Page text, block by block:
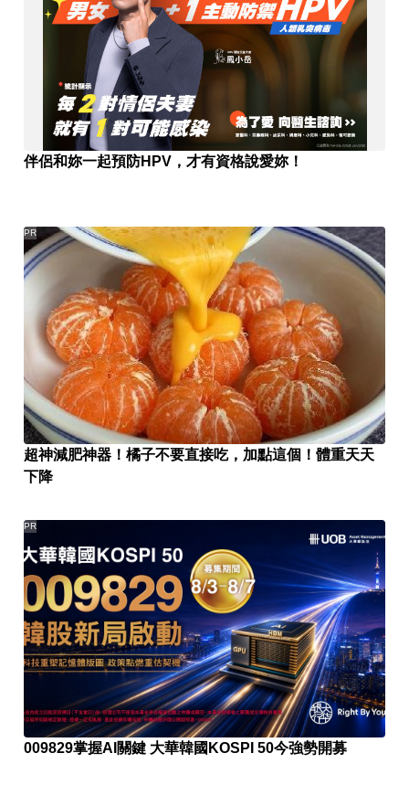
伴侶和妳一起預防HPV，才有資格說愛妳！
超神減肥神器！橘子不要直接吃，加點這個！體重天天
下降
PR
009829掌握AI關鍵 大華韓國KOSPI 50今強勢開募
PR